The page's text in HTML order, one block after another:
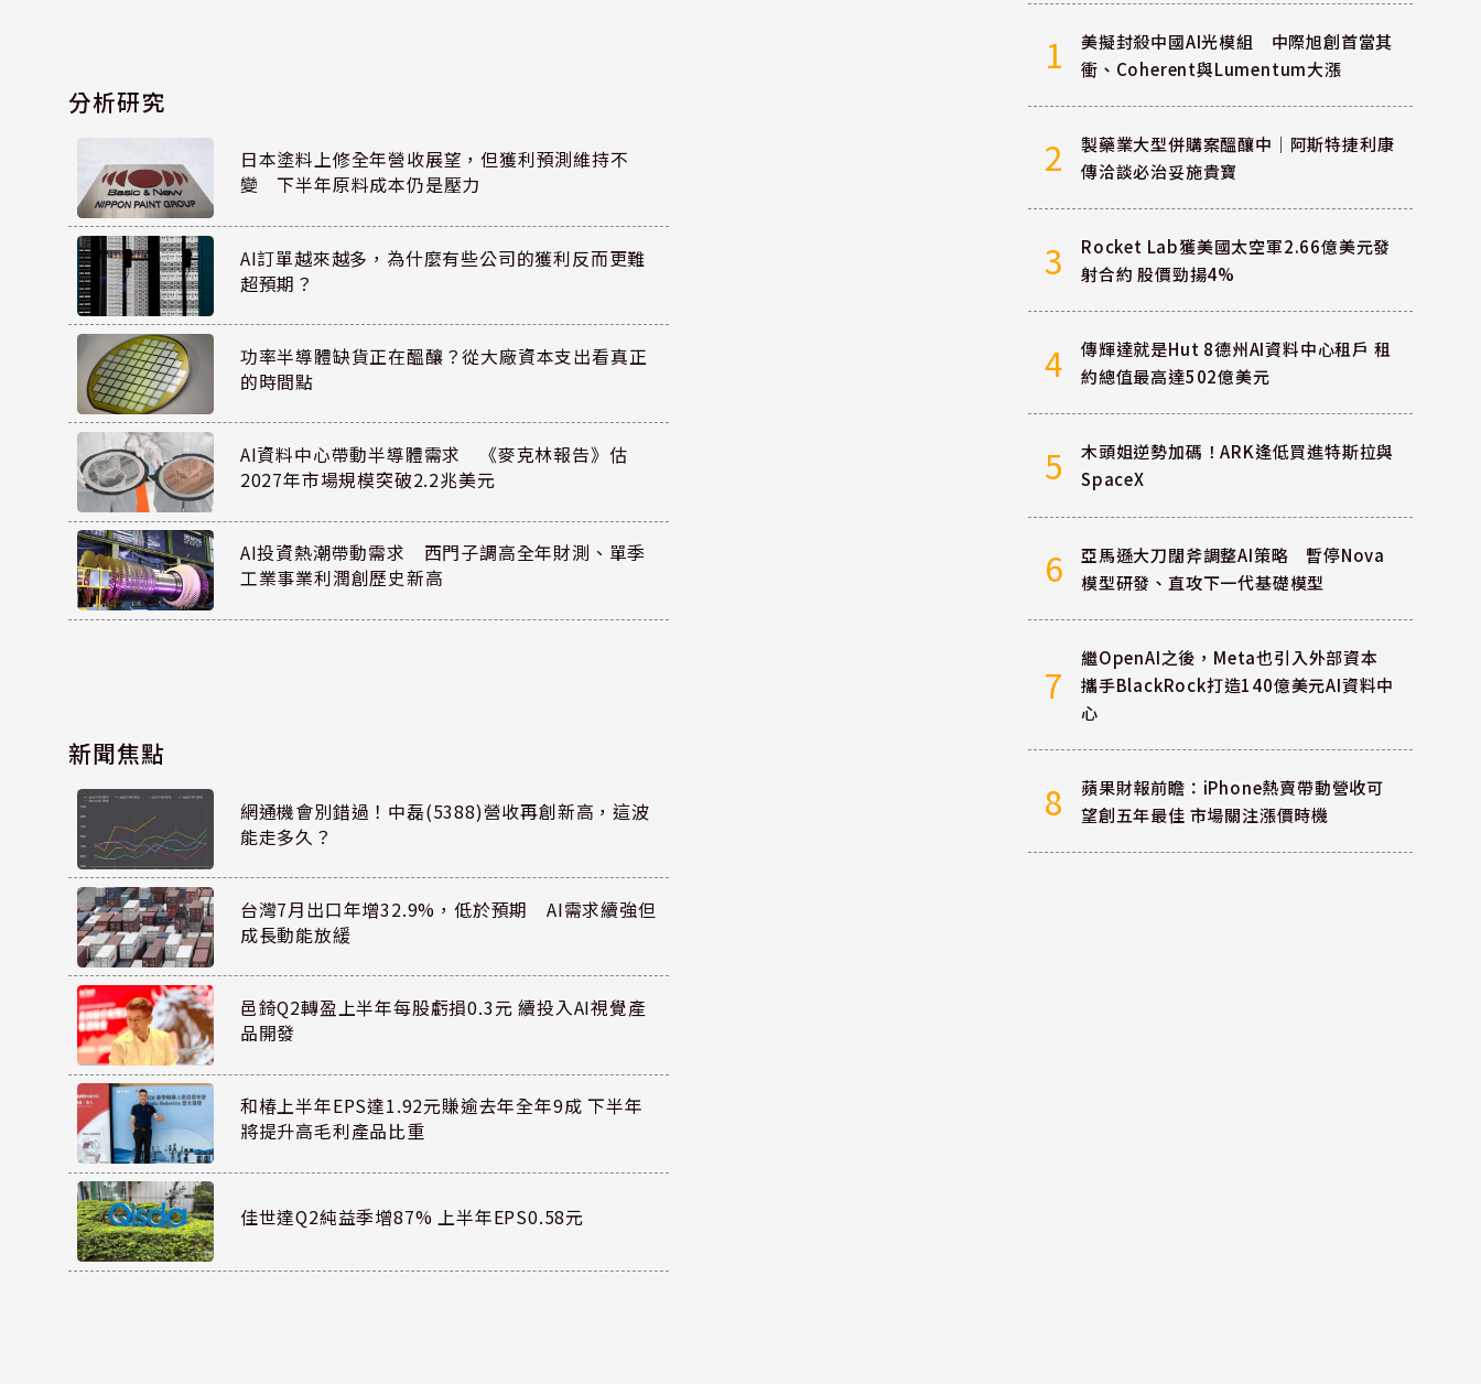
分析研究
日本塗料上修全年營收展望，但獲利預測維持不
變 下半年原料成本仍是壓力
AI訂單越來越多，為什麼有些公司的獲利反而更難
超預期？
功率半導體缺貨正在醞釀？從大廠資本支出看真正
的時間點
AI資料中心帶動半導體需求 《麥克林報告》估
2027年市場規模突破2.2兆美元
AI投資熱潮帶動需求 西門子調高全年財測、單季
工業事業利潤創歷史新高
新聞焦點
網通機會別錯過！中磊(5388)營收再創新高，這波
能走多久？
台灣7月出口年增32.9%，低於預期 AI需求續強但
成長動能放緩
邑錡Q2轉盈上半年每股虧損0.3元 續投入AI視覺產
品開發
和椿上半年EPS達1.92元賺逾去年全年9成 下半年
將提升高毛利產品比重
佳世達Q2純益季增87% 上半年EPS0.58元
1
美擬封殺中國AI光模組 中際旭創首當其
衝、Coherent與Lumentum大漲
2
製藥業大型併購案醞釀中｜阿斯特捷利康
傳洽談必治妥施貴寶
3
Rocket Lab獲美國太空軍2.66億美元發
射合約 股價勁揚4%
4
傳輝達就是Hut 8德州AI資料中心租戶 租
約總值最高達502億美元
5
木頭姐逆勢加碼！ARK逢低買進特斯拉與
SpaceX
6
亞馬遜大刀闊斧調整AI策略 暫停Nova
模型研發、直攻下一代基礎模型
7
繼OpenAI之後，Meta也引入外部資本
攜手BlackRock打造140億美元AI資料中
心
8
蘋果財報前瞻：iPhone熱賣帶動營收可
望創五年最佳 市場關注漲價時機